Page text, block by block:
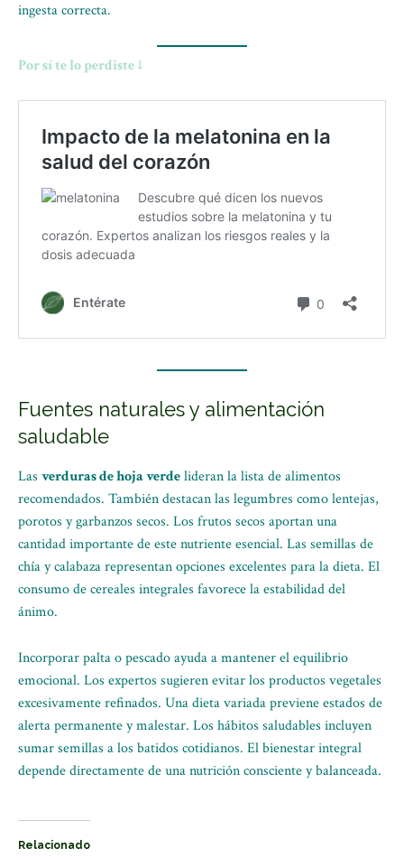
ingesta correcta.
Por sí te lo perdiste ↓
Fuentes naturales y alimentación
saludable
Las verduras de hoja verdelideran la lista de alimentos
recomendados. También destacan las legumbres como lentejas,
porotos y garbanzos secos. Los frutos secos aportan una
cantidad importante de este nutriente esencial. Las semillas de
chía y calabaza representan opciones excelentes para la dieta. El
consumo de cereales integrales favorece la estabilidad del
ánimo.
Incorporar palta o pescado ayuda a mantener el equilibrio
emocional. Los expertos sugieren evitar los productos vegetales
excesivamente refinados. Una dieta variada previene estados de
alerta permanente y malestar. Los hábitos saludables incluyen
sumar semillas a los batidos cotidianos. El bienestar integral
depende directamente de una nutrición consciente y balanceada.
Relacionado